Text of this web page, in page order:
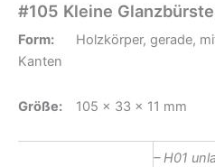
#105 Kleine
Form: Holzkörper, gerade,
Kanten
Größe: 105 x 33 x 11 mm
– H01